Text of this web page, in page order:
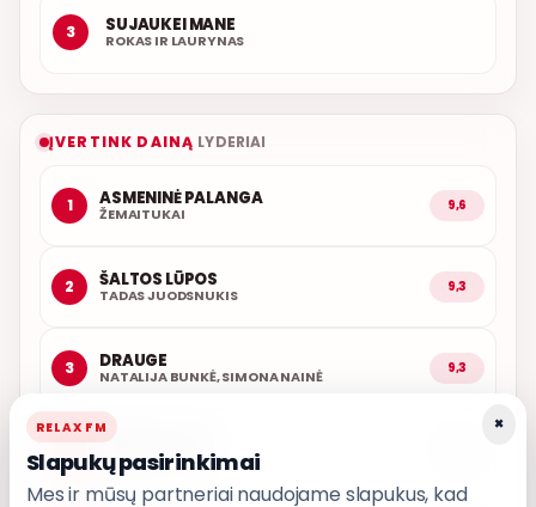
3 SUJAUKEI MANE
ROKAS IR LAURYNAS
ĮVERTINK DAINĄ LYDERIAI
1 ASMENINĖ PALANGA
ŽEMAITUKAI 9,6
2 ŠALTOS LŪPOS
TADAS JUODSNUKIS 9,3
3 DRAUGE
NATALIJA BUNKĖ, SIMONA NAINĖ 9,3
POPKULTŪRA
×
RELAX FM
Slapukų pasirinkimai
Mes ir mūsų partneriai naudojame slapukus, kad